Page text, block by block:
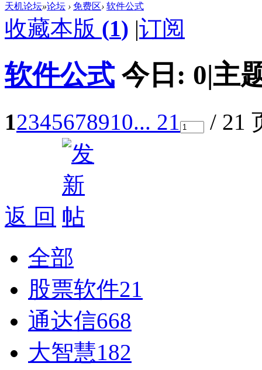
天机论坛»论坛 › 免费区› 软件公式
收藏本版 (1) |订阅
软件公式 今日: 0|主
12345678910... 21 / 21
返 回
全部
股票软件21
通达信668
大智慧182